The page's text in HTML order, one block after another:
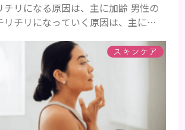
チリになる原因は、主に加齢 男性の
リチリになっていく原因は、主に加
男性も、いつのまにか髪がチリチリ
うになったと感じる人もいるでし
男性としての魅力が出てくる40代
でいる人が多い傾向があります。
イクルは、年齢と共に乱れていき
ならないま...
スキンケア